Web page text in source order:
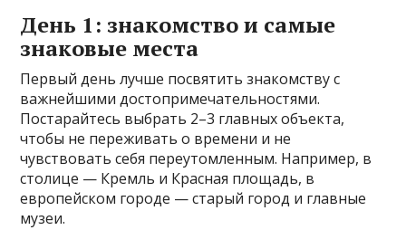
День 1: знакомство и самые
знаковые места
Первый день лучше посвятить знакомству с
важнейшими достопримечательностями.
Постарайтесь выбрать 2–3 главных объекта,
чтобы не переживать о времени и не
чувствовать себя переутомленным. Например, в
столице — Кремль и Красная площадь, в
европейском городе — старый город и главные
музеи.